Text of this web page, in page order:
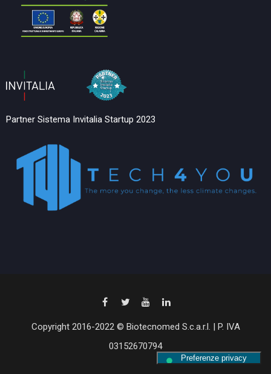
Partner Sistema Invitalia Startup 2023
Copyright 2016-2022 © Biotecnomed S.c.a.r.l. | P. IVA
03152670794